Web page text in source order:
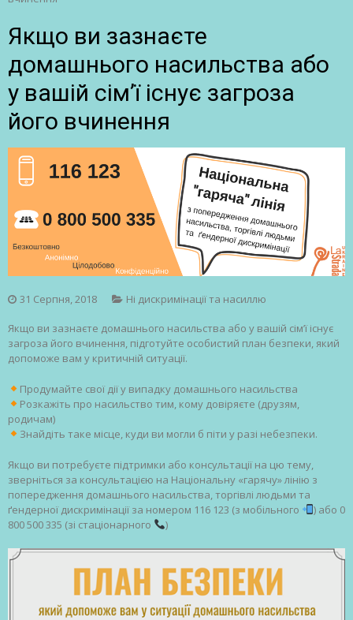
Якщо ви зазнаєте
домашнього насильства або
у вашій сім’ї існує загроза
його вчинення
31 Серпня, 2018 Ні дискримінації та насиллю
Якщо ви зазнаєте домашнього насильства або у вашій сім’ї існує
загроза його вчинення, підготуйте особистий план безпеки, який
допоможе вам у критичній ситуації.
Продумайте свої дії у випадку домашнього насильства
Розкажіть про насильство тим, кому довіряєте (друзям,
родичам)
Знайдіть таке місце, куди ви могли б піти у разі небезпеки.
Якщо ви потребуєте підтримки або консультації на цю тему,
зверніться за консультацією на Національну «гарячу» лінію з
попередження домашнього насильства, торгівлі людьми та
ґендерної дискримінації за номером 116 123 (з мобільного
) або 0
800 500 335 (зі стаціонарного
)